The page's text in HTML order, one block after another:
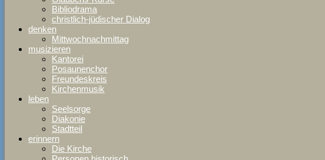
Bibliodrama
christlich-jüdischer Dialog
denken
Mittwochnachmittag
musizieren
Kantorei
Posaunenchor
Freundeskreis
Kirchenmusik
leben
Seelsorge
Diakonie
Stadtteil
erinnern
Die Kirche